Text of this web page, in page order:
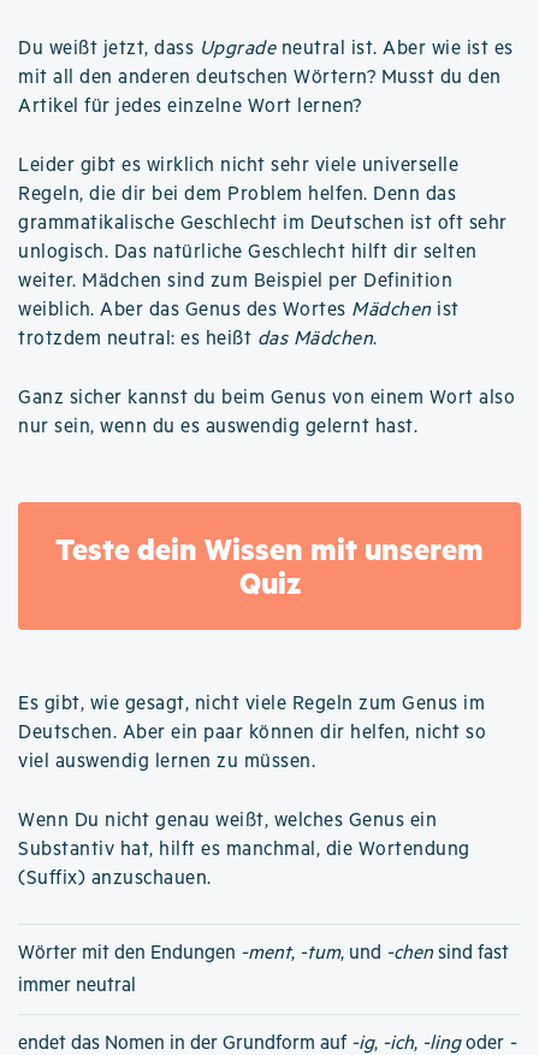
Du weißt jetzt, dass Upgradeneutral ist. Aber wie ist es
mit all den anderen deutschen Wörtern? Musst du den
Artikel für jedes einzelne Wort lernen?
Leider gibt es wirklich nicht sehr viele universelle
Regeln, die dir bei dem Problem helfen. Denn das
grammatikalische Geschlecht im Deutschen ist oft sehr
unlogisch. Das natürliche Geschlecht hilft dir selten
weiter. Mädchen sind zum Beispiel per Definition
weiblich. Aber das Genus des Wortes Mädchen ist
trotzdem neutral: es heißt das Mädchen.
Ganz sicher kannst du beim Genus von einem Wort also
nur sein, wenn du es auswendig gelernt hast.
Teste dein Wissen mit unserem
Quiz
Es gibt, wie gesagt, nicht viele Regeln zum Genus im
Deutschen. Aber ein paar können dir helfen, nicht so
viel auswendig lernen zu müssen.
Wenn Du nicht genau weißt, welches Genus ein
Substantiv hat, hilft es manchmal, die Wortendung
(Suffix) anzuschauen.
Wörter mit den Endungen -ment, -tum, und -chen sind fast
immer neutral
endet das Nomen in der Grundform auf -ig, -ich, -lingoder -